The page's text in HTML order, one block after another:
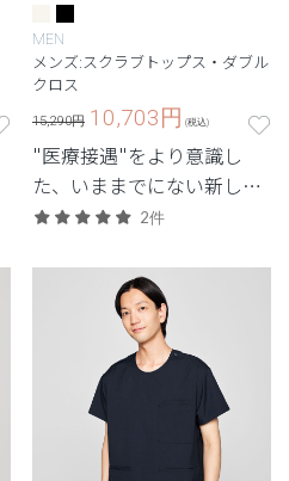
MEN
メンズ:スクラブトップス・ダブル
クロス
15,290円 10,703円 (税込)
"医療接遇"をより意識し
た、いままでにない新しい
ユニフォーム。
2件